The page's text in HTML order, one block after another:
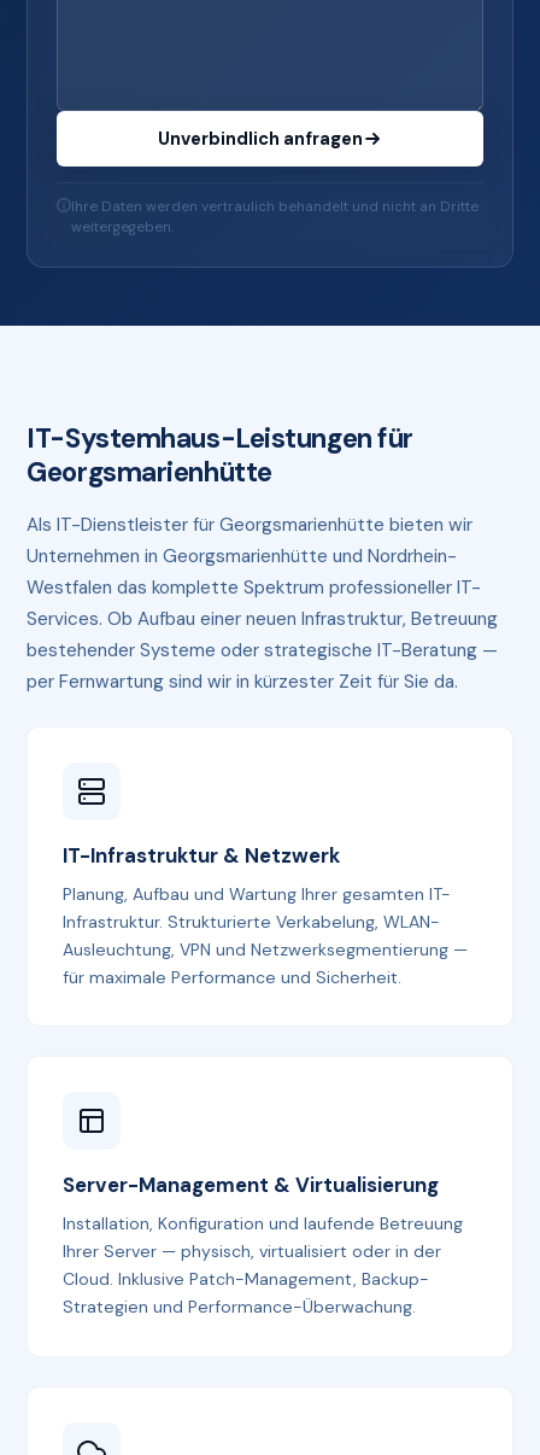
Unverbindlich anfragen
Ihre Daten werden vertraulich behandelt und nicht an Dritte
weitergegeben.
IT-Systemhaus-Leistungen für
Georgsmarienhütte
Als IT-Dienstleister für Georgsmarienhütte bieten wir
Unternehmen in Georgsmarienhütte und Nordrhein-
Westfalen das komplette Spektrum professioneller IT-
Services. Ob Aufbau einer neuen Infrastruktur, Betreuung
bestehender Systeme oder strategische IT-Beratung —
per Fernwartung sind wir in kürzester Zeit für Sie da.
IT-Infrastruktur & Netzwerk
Planung, Aufbau und Wartung Ihrer gesamten IT-
Infrastruktur. Strukturierte Verkabelung, WLAN-
Ausleuchtung, VPN und Netzwerksegmentierung —
für maximale Performance und Sicherheit.
Server-Management & Virtualisierung
Installation, Konfiguration und laufende Betreuung
Ihrer Server — physisch, virtualisiert oder in der
Cloud. Inklusive Patch-Management, Backup-
Strategien und Performance-Überwachung.